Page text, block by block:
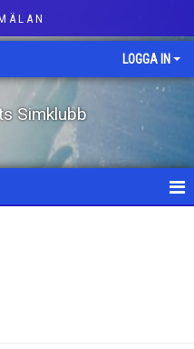
Ä L A N
LOGGA IN
Simklubb